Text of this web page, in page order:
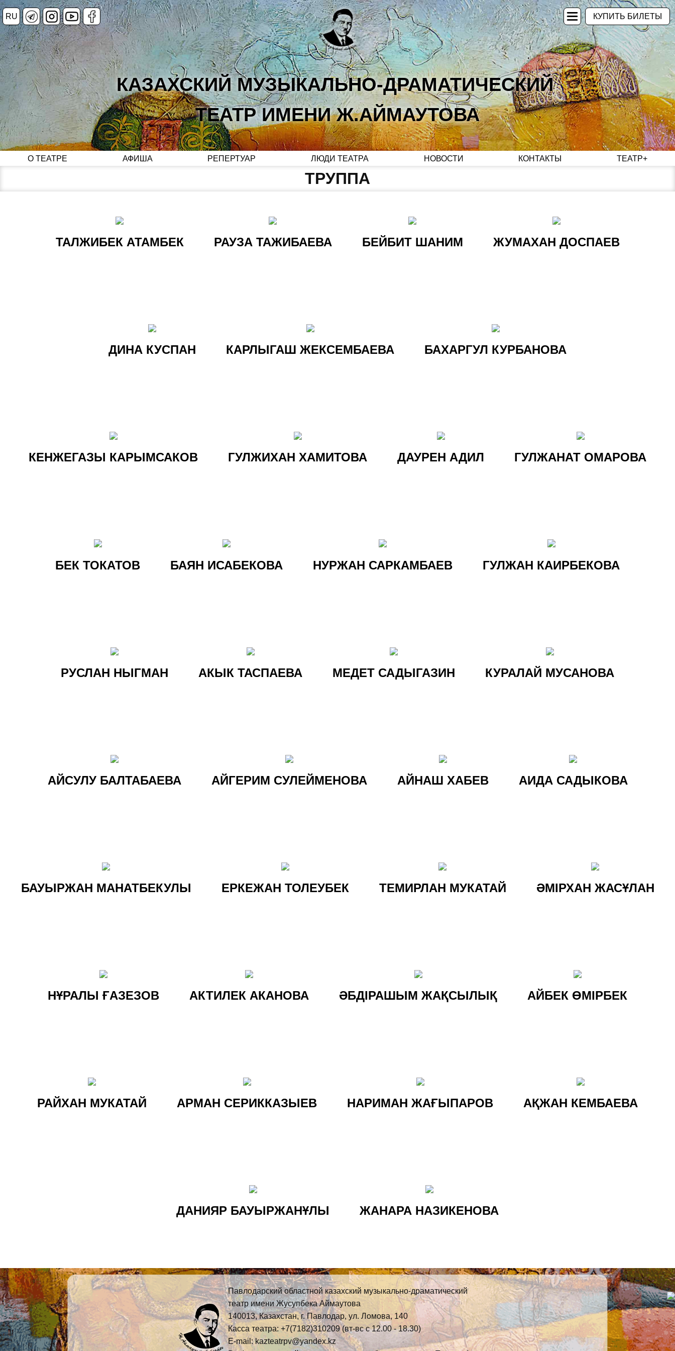
RU КУПИТЬ БИЛЕТЫ
КАЗАХСКИЙ МУЗЫКАЛЬНО-ДРАМАТИЧЕСКИЙ
ТЕАТР ИМЕНИ Ж.АЙМАУТОВА
О ТЕАТРЕ АФИША РЕПЕРТУАР ЛЮДИ ТЕАТРА НОВОСТИ КОНТАКТЫ ТЕАТР+
ТРУППА
ТАЛЖИБЕК АТАМБЕК РАУЗА ТАЖИБАЕВА БЕЙБИТ ШАНИМ ЖУМАХАН ДОСПАЕВ
ДИНА КУСПАН КАРЛЫГАШ ЖЕКСЕМБАЕВА БАХАРГУЛ КУРБАНОВА
КЕНЖЕГАЗЫ КАРЫМСАКОВ ГУЛЖИХАН ХАМИТОВА ДАУРЕН АДИЛ ГУЛЖАНАТ ОМАРОВА
БЕК ТОКАТОВ БАЯН ИСАБЕКОВА НУРЖАН САРКАМБАЕВ ГУЛЖАН КАИРБЕКОВА
РУСЛАН НЫГМАН АКЫК ТАСПАЕВА МЕДЕТ САДЫГАЗИН КУРАЛАЙ МУСАНОВА
АЙСУЛУ БАЛТАБАЕВА АЙГЕРИМ СУЛЕЙМЕНОВА АЙНАШ ХАБЕВ АИДА САДЫКОВА
БАУЫРЖАН МАНАТБЕКУЛЫ ЕРКЕЖАН ТОЛЕУБЕК ТЕМИРЛАН МУКАТАЙ ӘМІРХАН ЖАСҰЛАН
НҰРАЛЫ ҒАЗЕЗОВ АКТИЛЕК АКАНОВА ӘБДІРАШЫМ ЖАҚСЫЛЫҚ АЙБЕК ӨМІРБЕК
РАЙХАН МУКАТАЙ АРМАН СЕРИККАЗЫЕВ НАРИМАН ЖАҒЫПАРОВ АҚЖАН КЕМБАЕВА
ДАНИЯР БАУЫРЖАНҰЛЫ ЖАНАРА НАЗИКЕНОВА
Павлодарский областной казахский музыкально-драматический
театр имени Жусупбека Аймаутова
140013, Казахстан, г. Павлодар, ул. Ломова, 140
Касса театра: +7(7182)310209 (вт-вс с 12.00 - 18.30)
E-mail: kazteatrpv@yandex.kz